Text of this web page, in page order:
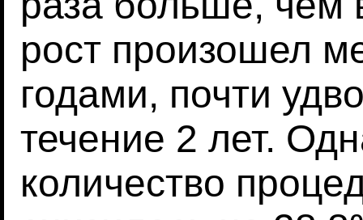
рост произошел
годами, почти
течение 2 лет.
количество